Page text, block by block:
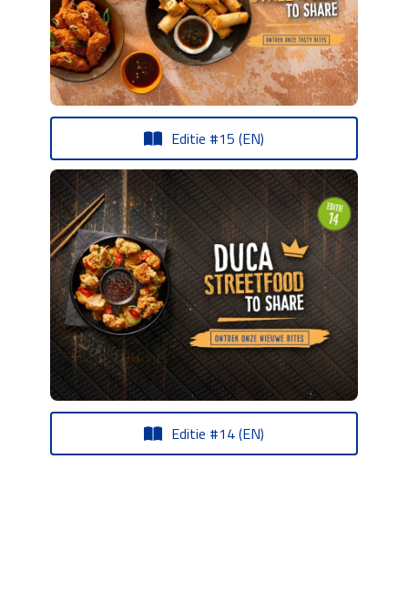
Editie #15 (EN)
Editie #14 (EN)